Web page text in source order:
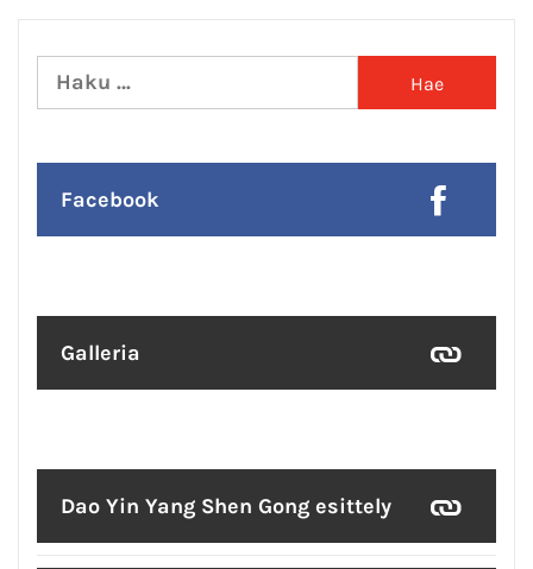
Haku:
Facebook
Galleria
Dao Yin Yang Shen Gong esittely